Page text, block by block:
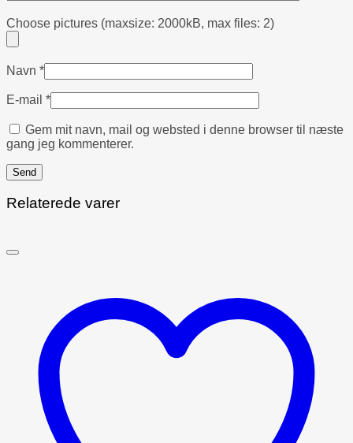
Choose pictures (maxsize: 2000kB, max files: 2)
Navn *
E-mail *
Gem mit navn, mail og websted i denne browser til næste
gang jeg kommenterer.
Relaterede varer